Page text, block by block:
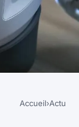
Accueil›Actu